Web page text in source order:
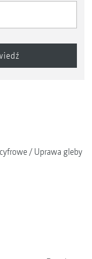
Uprawa gleby